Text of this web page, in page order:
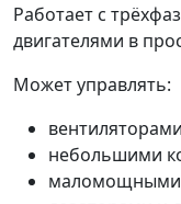
Работает с
двигателями в
Может управлять:
вентиляторами
небольшими